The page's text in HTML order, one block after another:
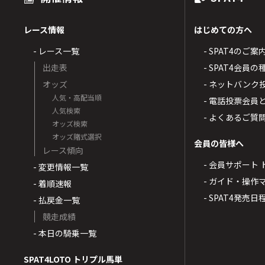
レース情報
- レース一覧
出走表
オッズ
人気・高配当順
人気検索
オッズ検索
オッズ賭式選択
レース傾向
- 変更情報一覧
- 着順速報
- 払戻金一覧
競走成績
- 本日の騎乗一覧
SPAT4LOTO トリプル馬単
はじめての方へ
- SPAT4のご案
- SPAT4会員の
- ネットバンク
- 電話投票会員
- よくあるご質
会員の皆様へ
- 会員サポート
- ガイド・操作
- SPAT4発売日